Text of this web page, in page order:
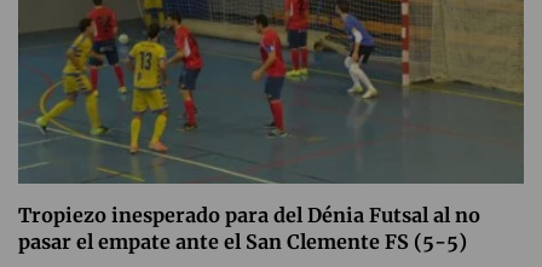
Tropiezo inesperado para del Dénia Futsal al no
pasar el empate ante el San Clemente FS (5-5)